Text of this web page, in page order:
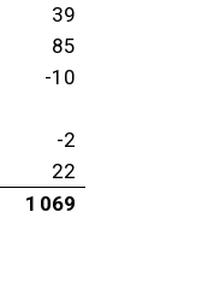
39
85
-10
-2
22
1 069